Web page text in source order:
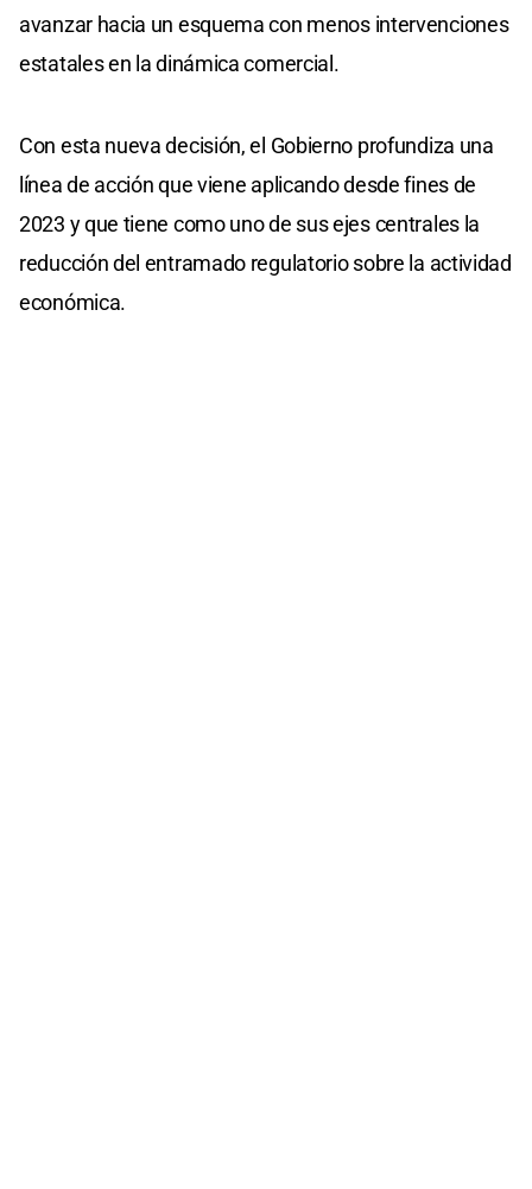
avanzar hacia un esquema con menos intervenciones
estatales en la dinámica comercial.
Con esta nueva decisión, el Gobierno profundiza una
línea de acción que viene aplicando desde fines de
2023 y que tiene como uno de sus ejes centrales la
reducción del entramado regulatorio sobre la actividad
económica.